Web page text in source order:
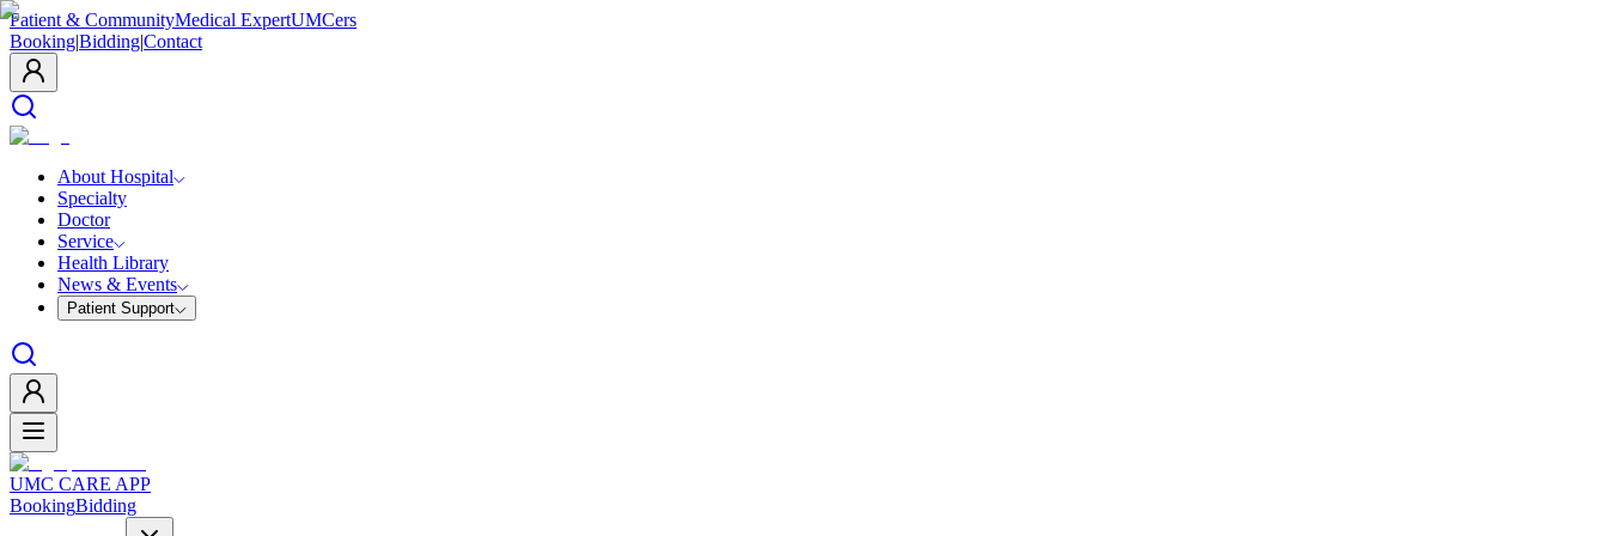
Patient & CommunityMedical ExpertUMCers
Booking|Bidding|Contact
About Hospital
Specialty
Doctor
Service
Health Library
News & Events
Patient Support
UMC CARE APP
BookingBidding